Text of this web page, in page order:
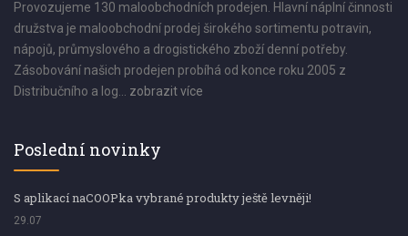
Provozujeme 130 maloobchodních prodejen. Hlavní náplní činnosti
družstva je maloobchodní prodej širokého sortimentu potravin,
nápojů, průmyslového a drogistického zboží denní potřeby.
Zásobování našich prodejen probíhá od konce roku 2005 z
Distribučního a log... zobrazit více
Poslední novinky
S aplikací naCOOPka vybrané produkty ještě levněji!
29.07